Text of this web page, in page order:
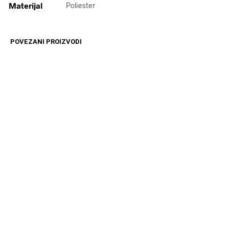
Materijal Poliester
POVEZANI PROIZVODI